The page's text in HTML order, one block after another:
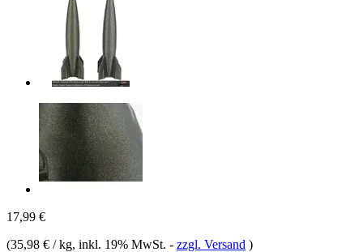
17,99 €
(35,98 € / kg, inkl. 19% MwSt. - zzgl. Versand )